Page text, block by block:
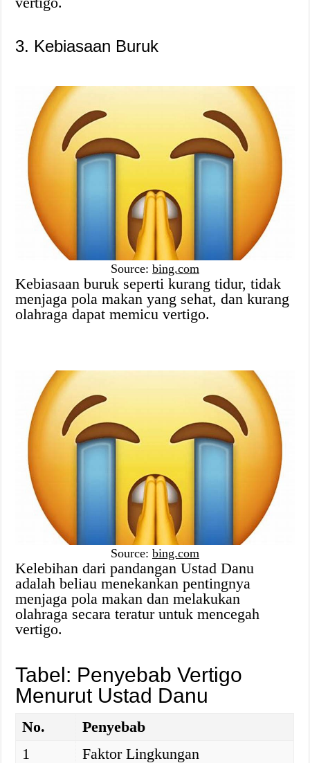
3. Kebiasaan Buruk
Source: bing.com
Kebiasaan buruk seperti kurang tidur, tidak
menjaga pola makan yang sehat, dan kurang
olahraga dapat memicu vertigo.
Source: bing.com
Kelebihan dari pandangan Ustad Danu
adalah beliau menekankan pentingnya
menjaga pola makan dan melakukan
olahraga secara teratur untuk mencegah
vertigo.
Tabel: Penyebab Vertigo
Menurut Ustad Danu
No.
Penyebab
1
Faktor Lingkungan